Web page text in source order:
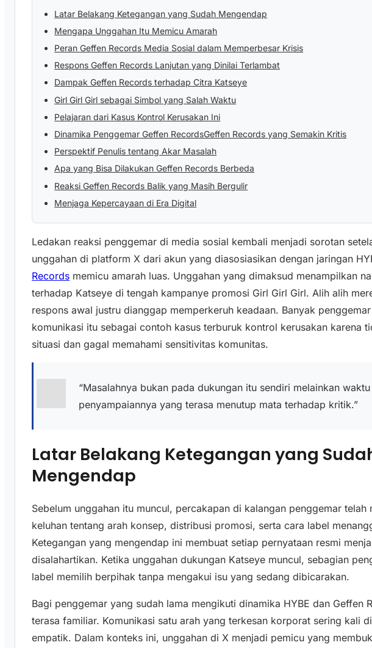
Latar Belakang Ketegangan yang Sudah Mengendap
Mengapa Unggahan Itu Memicu Amarah
Peran Geffen Records Media Sosial dalam Memperbesar Krisis
Respons Geffen Records Lanjutan yang Dinilai Terlambat
Dampak Geffen Records terhadap Citra Katseye
Girl Girl Girl sebagai Simbol yang Salah Waktu
Pelajaran dari Kasus Kontrol Kerusakan Ini
Dinamika Penggemar Geffen RecordsGeffen Records yang Semakin Kritis
Perspektif Penulis tentang Akar Masalah
Apa yang Bisa Dilakukan Geffen Records Berbeda
Reaksi Geffen Records Balik yang Masih Bergulir
Menjaga Kepercayaan di Era Digital
Ledakan reaksi penggemar di media sosial kembali menjadi sorotan
unggahan di platform X dari akun yang diasosiasikan dengan jaringan
Records memicu amarah luas. Unggahan yang dimaksud menampilkan
terhadap Katseye di tengah kampanye promosi Girl Girl Girl. Alih alih
respons awal justru dianggap memperkeruh keadaan. Banyak
komunikasi itu sebagai contoh kasus terburuk kontrol kerusakan karena
situasi dan gagal memahami sensitivitas komunitas.
“Masalahnya bukan pada dukungan itu sendiri melainkan
penyampaiannya yang terasa menutup mata terhadap kritik.”
Latar Belakang Ketegangan yang
Mengendap
Sebelum unggahan itu muncul, percakapan di kalangan penggemar telah
keluhan tentang arah konsep, distribusi promosi, serta cara label
Ketegangan yang mengendap ini membuat setiap pernyataan resmi
disalahartikan. Ketika unggahan dukungan Katseye muncul, sebagian
label memilih berpihak tanpa mengakui isu yang sedang dibicarakan.
Bagi penggemar yang sudah lama mengikuti dinamika HYBE dan Geffen
terasa familiar. Komunikasi satu arah yang terkesan korporat sering kali
empatik. Dalam konteks ini, unggahan di X menjadi pemicu yang